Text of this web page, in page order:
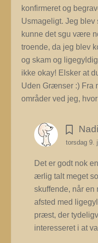
konfirmeret og
Usmageligt. Jeg
kunne det sgu være
troende, da jeg blev
og skam og
ikke okay! Elsker at
Uden Grænser :) Fra
områder ved jeg,
torsdag 9.
Det er godt nok
ærlig talt meget
skuffende, når en
afsted med
præst, der
interesseret i at